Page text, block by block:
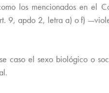
los mencionados en el
9, apdo 2, letra a) o f)
caso el sexo biológico o